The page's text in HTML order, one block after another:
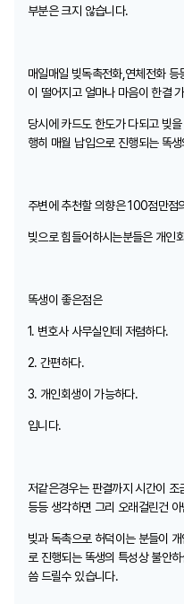
부분은 크지 않습니다.
매일매일 빚독촉전화,연체전화
이 떨어지고 얼마나 마음이 한결
당시에 카드도 한도가 다되고 빚
행히 매월 납입으로 진행되는 똑
주변에 추천할 의향은 100점만점
빚으로 힘들어하시는분들은 개인
똑생이 좋은점은
1. 변호사 사무실인데 저렴하다.
2. 간편하다.
3. 개인회생이 가능하다.
입니다.
저같은경우는 판결까지 시간이
등등 생각하면 그리 오래걸린건
빚과 독촉으로 허덕이는 분들이
로 진행되는 똑생의 특성상 불안
씀 드릴수 있습니다.